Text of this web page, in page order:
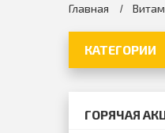
Главная >
КАТЕГОРИИ
ГОРЯЧАЯ